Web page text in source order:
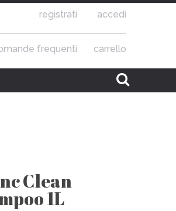
registrati accedi
frequenti carrello
Clean
1L